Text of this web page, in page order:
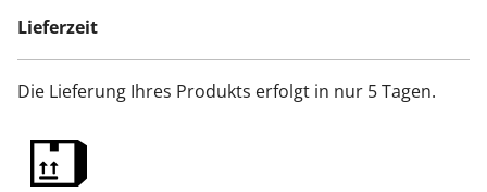
Lieferzeit
Die Lieferung Ihres Produkts erfolgt in nur 5 Tagen.